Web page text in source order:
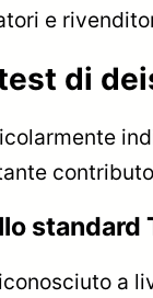
e
test di
standard
a